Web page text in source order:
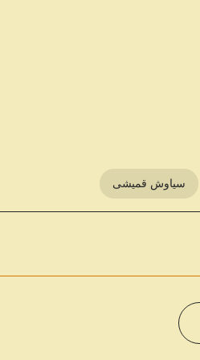
سیاوش قمیشی